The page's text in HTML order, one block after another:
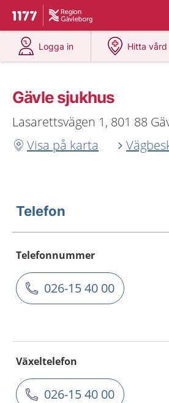
Till startsidan för 1177
Du har valt region
Logga in
på 1177.se
Hitta vård
på
Gävle sjukhus
Lasarettsvägen 1, 801 88
Visa på karta
Telefon
Telefonnummer
026-15 40 00
Växeltelefon
026-15 40 00